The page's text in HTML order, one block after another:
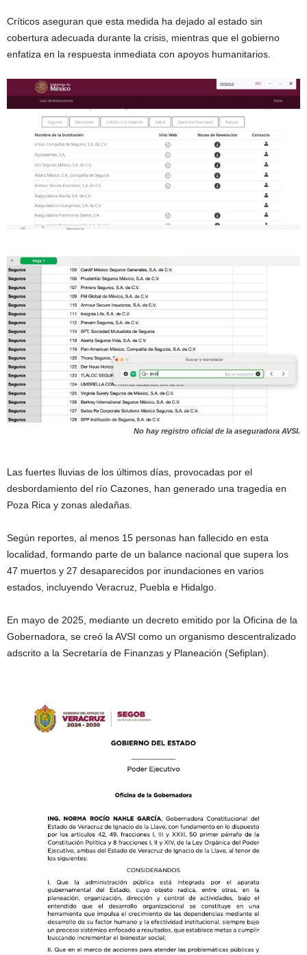
Críticos aseguran que esta medida ha dejado al estado sin
cobertura adecuada durante la crisis, mientras que el gobierno
enfatiza en la respuesta inmediata con apoyos humanitarios.
No hay registro oficial de la aseguradora AVSI.
Las fuertes lluvias de los últimos días, provocadas por el
desbordamiento del río Cazones, han generado una tragedia en
Poza Rica y zonas aledañas.
Según reportes, al menos 15 personas han fallecido en esta
localidad, formando parte de un balance nacional que supera los
47 muertos y 27 desaparecidos por inundaciones en varios
estados, incluyendo Veracruz, Puebla e Hidalgo.
En mayo de 2025, mediante un decreto emitido por la Oficina de la
Gobernadora, se creó la AVSI como un organismo descentralizado
adscrito a la Secretaría de Finanzas y Planeación (Sefiplan).